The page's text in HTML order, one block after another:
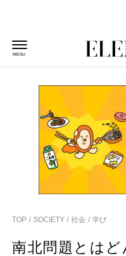
MENU
TOP SOCIETY 社会 学び
南北問題とはど